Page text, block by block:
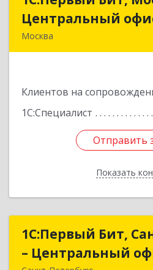
Центральный
Москва
Клиентов на
1С:Специалист
Отправить
Показать
Отправить
Назад
1С:Первый Бит,
– Центральный
1С:Первый Бит,
–